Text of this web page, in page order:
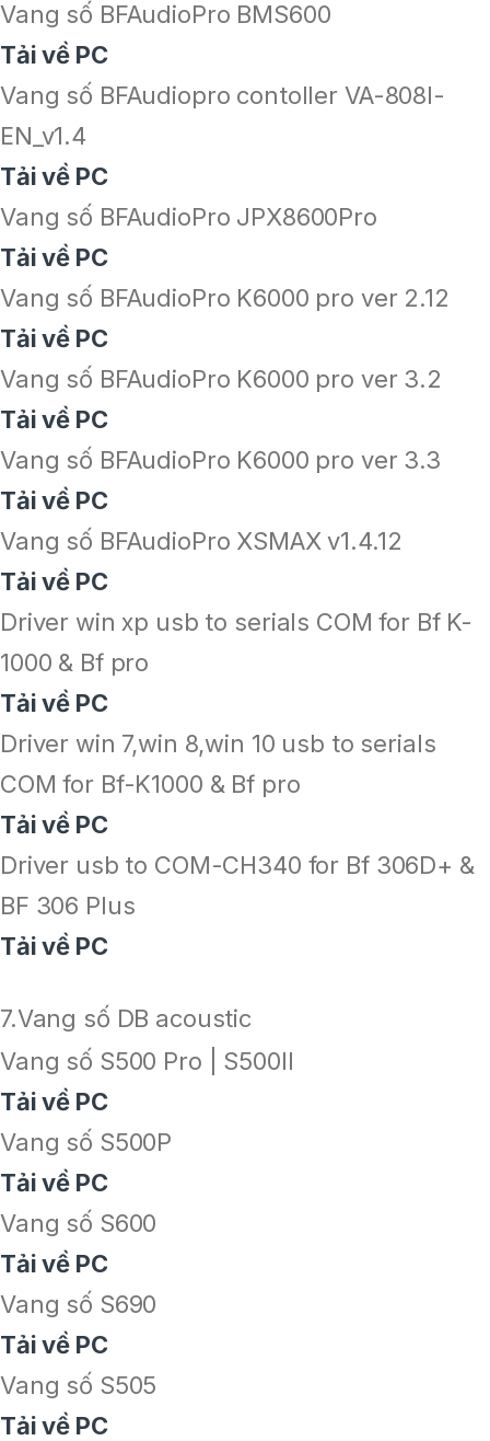
Vang số BFAudioPro BMS600
Tải về PC
Vang số BFAudiopro contoller VA-808I-
EN_v1.4
Tải về PC
Vang số BFAudioPro JPX8600Pro
Tải về PC
Vang số BFAudioPro K6000 pro ver 2.12
Tải về PC
Vang số BFAudioPro K6000 pro ver 3.2
Tải về PC
Vang số BFAudioPro K6000 pro ver 3.3
Tải về PC
Vang số BFAudioPro XSMAX v1.4.12
Tải về PC
Driver win xp usb to serials COM for Bf K-
1000 & Bf pro
Tải về PC
Driver win 7,win 8,win 10 usb to serials
COM for Bf-K1000 & Bf pro
Tải về PC
Driver usb to COM-CH340 for Bf 306D+ &
BF 306 Plus
Tải về PC
7.Vang số DB acoustic
Vang số S500 Pro | S500II
Tải về PC
Vang số S500P
Tải về PC
Vang số S600
Tải về PC
Vang số S690
Tải về PC
Vang số S505
Tải về PC